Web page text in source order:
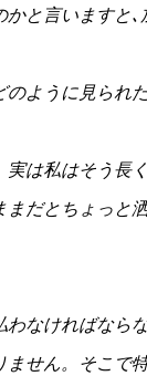
と言いますと
ように見られ
は私はそう長
だとちょっと
なければなら
せん。そこで